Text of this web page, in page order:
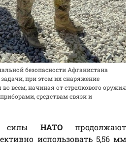
безопасности Афганистана
при этом их снаряжение
всем, начиная от стрелкового оружия
средствам связи и
силы НАТОпродолжают
использовать 5,56 мм